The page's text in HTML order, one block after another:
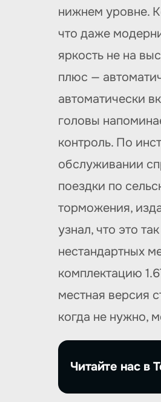
нижнем уровне.
что даже
яркость не на
плюс —
автоматически
головы
контроль. По
обслуживании
поездки по
торможения,
узнал, что это
нестандартных
комплектацию
местная версия
когда не нужно,
Читайте нас в